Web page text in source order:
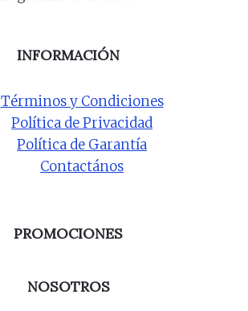
INFORMACIÓN
Términos y Condiciones
Política de Privacidad
Política de Garantía
Contactános
PROMOCIONES
NOSOTROS